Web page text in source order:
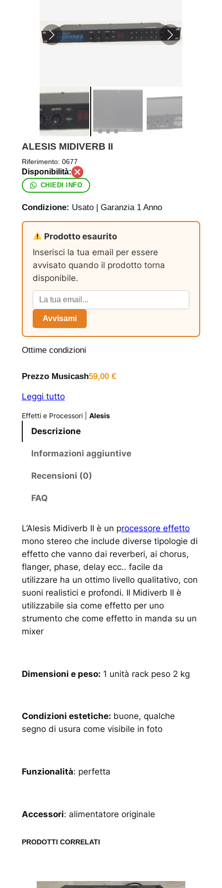
ALESIS MIDIVERB II
Riferimento: 0677
CHIEDI INFO
Condizione: Usato | Garanzia 1 Anno
Prodotto esaurito
Inserisci la tua email per essere
avvisato quando il prodotto torna
disponibile.
Avvisami
Ottime condizioni
Prezzo Musicash59,00 €
Leggi tutto
Effetti e Processori| Alesis
Descrizione
Informazioni aggiuntive
Recensioni (0)
FAQ
L’Alesis Midiverb II è un processore effetto
mono stereo che include diverse tipologie di
effetto che vanno dai reverberi, ai chorus,
flanger, phase, delay ecc.. facile da
utilizzare ha un ottimo livello qualitativo, con
suoni realistici e profondi. Il Midiverb II è
utilizzabile sia come effetto per uno
strumento che come effetto in manda su un
mixer
Dimensioni e peso: 1 unità rack peso 2 kg
Condizioni estetiche: buone, qualche
segno di usura come visibile in foto
Funzionalità: perfetta
Accessori: alimentatore originale
PRODOTTI CORRELATI